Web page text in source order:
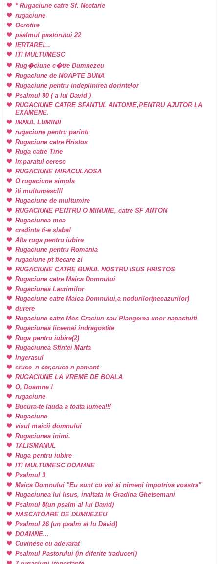
* Rugaciune catre Sf. Nectarie
rugaciune
Ocrotire
psalmul pastorului 22
IERTARE!...
ITI MULTUMESC
Rug�ciune c�tre Dumnezeu
Rugaciune de NOAPTE BUNA
Rugaciune pentru indeplinirea dorintelor
Psalmul 90 ( a lui David )
RUGACIUNE CATRE SFANTUL ANTONIE,PENTRU AJUTOR LA
EXAMENE.
IMNUL LUMINII
rugaciune pentru parinti
Rugaciune catre Hristos
Ruga catre Tine
Imparatul ceresc
RUGACIUNE MIRACULAOSA
O rugaciune simpla
iti multumesc!!!
Rugaciune de multumire
RUGACIUNE PENTRU O MINUNE, catre SF ANTON
Rugaciunea mea
credinta ti-e slaba!
Alta ruga pentru iubire
Rugaciune pentru Romania
rugaciune pt fiecare zi
RUGACIUNE CATRE BUNUL NOSTRU ISUS HRISTOS
Rugaciune catre Maica Domnului
Rugaciunea Lacrimilor
Rugaciune catre Maica Domnului,a nodurilor(necazurilor)
durere
Rugaciune catre Mos Craciun sau Plangerea unor napastuiti
Rugaciunea liceenei indragostite
Ruga pentru iubire(2)
Rugaciunea Sfintei Marta
Ingerasul
cruce_n cer,cruce-n pamant
RUGACIUNE LA VREME DE BOALA
O, Doamne !
rugaciune
Bucura-te lauda a toata lumea!!!
Rugaciune
visul maicii domnului
Rugaciunea inimi.
TALISMANUL
Ruga pentru iubire
ITI MULTUMESC DOAMNE
Psalmul 3
Maica Domnului "Eu sunt cu voi si nimeni impotriva voastra"
Rugaciunea lui Iisus, inaltata in Gradina Ghetsemani
Psalmul 8(un psalm al lui David)
NASCATOARE DE DUMNEZEU
Psalmul 26 (un psalm al lu David)
DOAMNE...
Cuvinese cu adevarat
Psalmul Pastorului (in diferite traduceri)